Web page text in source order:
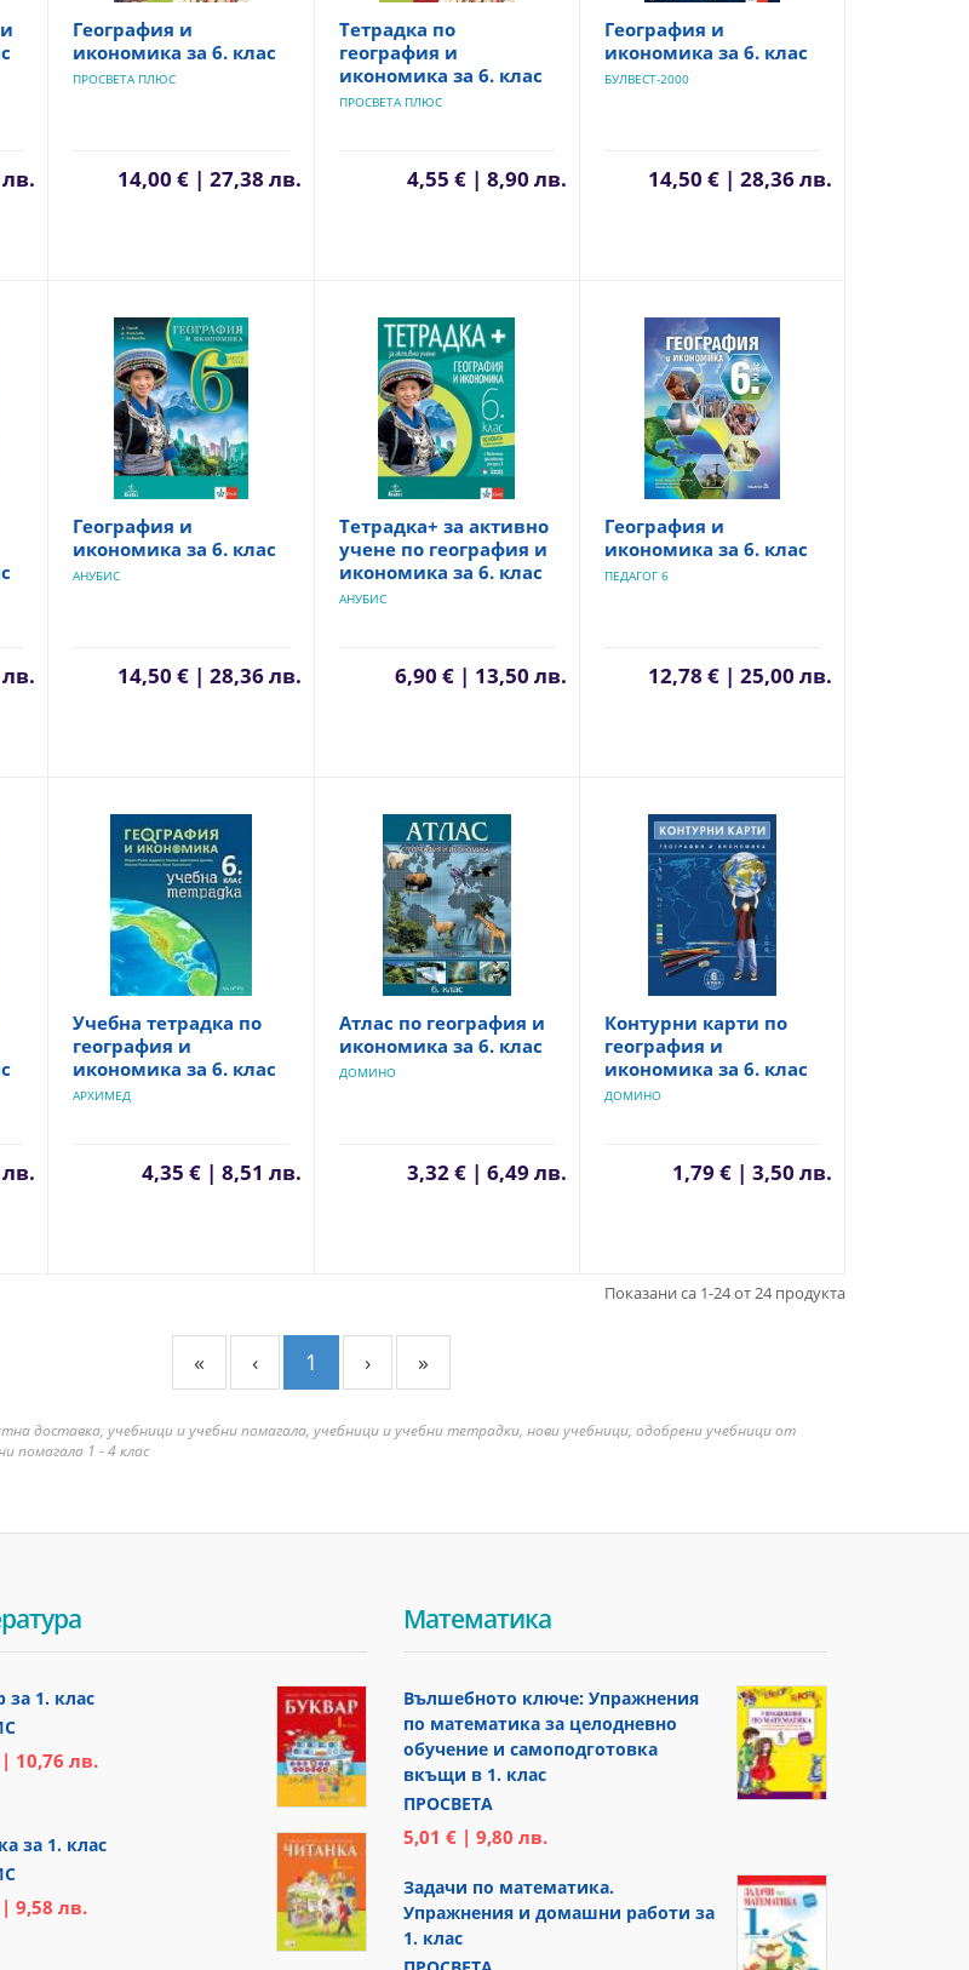
География и
икономика за 6. клас
ПРОСВЕТА ПЛЮС
14,00 € | 27,38 лв.
Тетрадка по
география и
икономика за 6. клас
ПРОСВЕТА ПЛЮС
4,55 € | 8,90 лв.
География и
икономика за 6. клас
БУЛВЕСТ-2000
14,50 € | 28,36 лв.
География и
икономика за 6. клас
АНУБИС
14,50 € | 28,36 лв.
Тетрадка+ за активно
учене по география и
икономика за 6. клас
АНУБИС
6,90 € | 13,50 лв.
География и
икономика за 6. клас
ПЕДАГОГ 6
12,78 € | 25,00 лв.
Учебна тетрадка по
география и
икономика за 6. клас
АРХИМЕД
4,35 € | 8,51 лв.
Атлас по география и
икономика за 6. клас
ДОМИНО
3,32 € | 6,49 лв.
Контурни карти по
география и
икономика за 6. клас
ДОМИНО
1,79 € | 3,50 лв.
Показани са 1-24 от 24 продукта
« ‹ 1 › »
доставка, учебници и учебни помагала, учебници и учебни тетрадки, нови учебници, одобрени учебници от
помагала 1 - 4 клас
за 1. клас
10,76 лв.
за 1. клас
9,58 лв.
Математика
Вълшебното ключе: Упражнения
по математика за целодневно
обучение и самоподготовка
вкъщи в 1. клас
ПРОСВЕТА
5,01 € | 9,80 лв.
Задачи по математика.
Упражнения и домашни работи за
1. клас